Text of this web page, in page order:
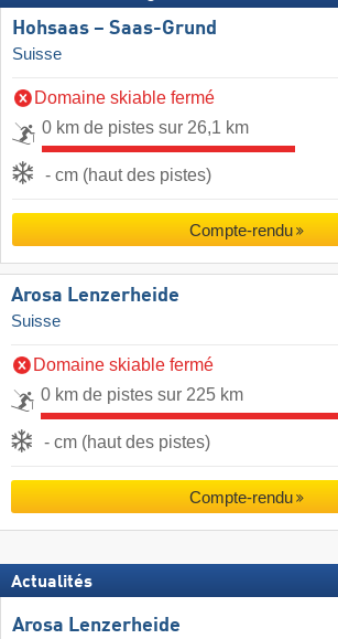
Hohsaas – Saas-Grund
Suisse
Domaine skiable fermé
0 km de pistes sur 26,1 km
- cm (haut des pistes)
Compte-rendu
Arosa Lenzerheide
Suisse
Domaine skiable fermé
0 km de pistes sur 225 km
- cm (haut des pistes)
Compte-rendu
Actualités
Arosa Lenzerheide